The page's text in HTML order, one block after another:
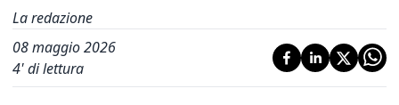
La redazione
08 maggio 2026
4' di lettura